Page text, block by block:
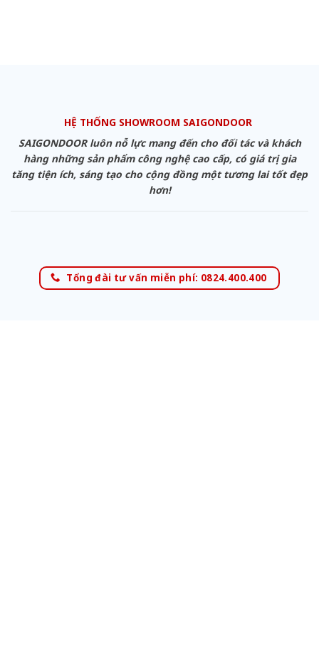
HỆ THỐNG SHOWROOM SAIGONDOOR
SAIGONDOOR luôn nỗ lực mang đến cho đối tác và khách
hàng những sản phẩm công nghệ cao cấp, có giá trị gia
tăng tiện ích, sáng tạo cho cộng đồng một tương lai tốt đẹp
hơn!
Tổng đài tư vấn miễn phí: 0824.400.400